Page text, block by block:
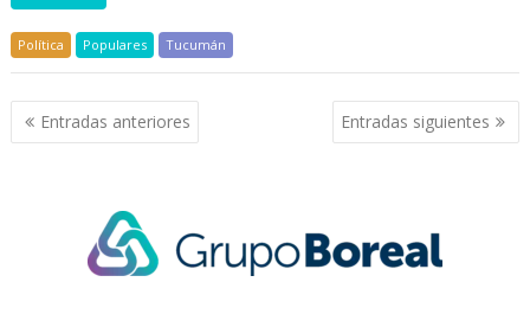
Política Populares Tucumán
Navegación
de
Entradas anteriores Entradas siguientes